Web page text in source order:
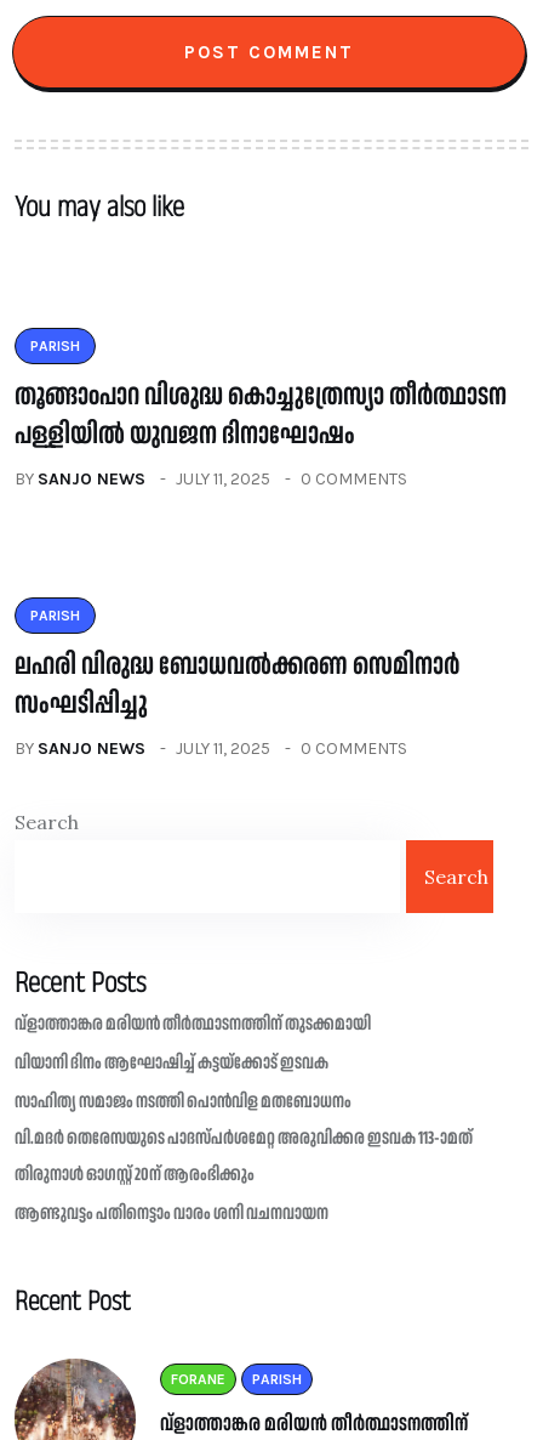
You may also like
PARISH
തൂങ്ങാoപാറ വിശുദ്ധ കൊച്ചുത്രേസ്യാ തീർത്ഥാടന
പള്ളിയിൽ യുവജന ദിനാഘോഷം
BY SANJO NEWS JULY 11, 2025 0 COMMENTS
PARISH
ലഹരി വിരുദ്ധ ബോധവൽക്കരണ സെമിനാർ
സംഘടിപ്പിച്ചു
BY SANJO NEWS JULY 11, 2025 0 COMMENTS
Search
Search
Recent Posts
വ്ളാത്താങ്കര മരിയൻ തീർത്ഥാടനത്തിന് തുടക്കമായി
വിയാനി ദിനം ആഘോഷിച്ച് കട്ടയ്ക്കോട് ഇടവക
സാഹിത്യ സമാജം നടത്തി പൊൻവിള മതബോധനം
വി.മദർ തെരേസയുടെ പാദസ്പർശമേറ്റ അരുവിക്കര ഇടവക 113-ാമത്
തിരുനാൾ ഓഗസ്റ്റ് 20ന് ആരംഭിക്കും
ആണ്ടുവട്ടം പതിനെട്ടാം വാരം ശനി വചനവായന
Recent Post
FORANE PARISH
വ്ളാത്താങ്കര മരിയൻ തീർത്ഥാടനത്തിന്